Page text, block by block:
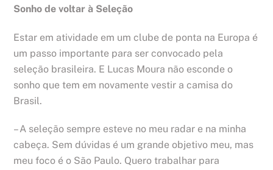
Sonho de voltar à Seleção
Estar em atividade em um clube de ponta na Europa é
um passo importante para ser convocado pela
seleção brasileira. E Lucas Moura não esconde o
sonho que tem em novamente vestir a camisa do
Brasil.
– A seleção sempre esteve no meu radar e na minha
cabeça. Sem dúvidas é um grande objetivo meu, mas
meu foco é o São Paulo. Quero trabalhar para